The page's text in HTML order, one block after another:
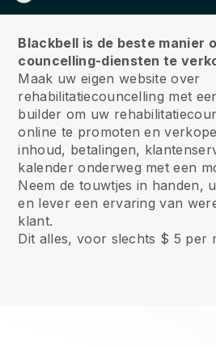
Blackbell is de beste manier
councelling-diensten te
Maak uw eigen website over
rehabilitatiecouncelling met
builder om uw
online te promoten en
inhoud, betalingen,
kalender onderweg met een
Neem de touwtjes in handen,
en lever een ervaring van
klant.
Dit alles, voor slechts $ 5 per